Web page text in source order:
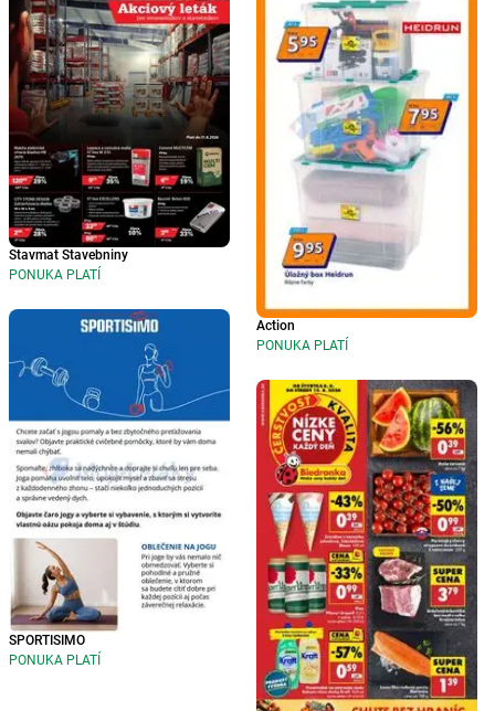
Stavmat Stavebniny
PONUKA PLATÍ
SPORTISIMO
PONUKA PLATÍ
Action
PONUKA PLATÍ